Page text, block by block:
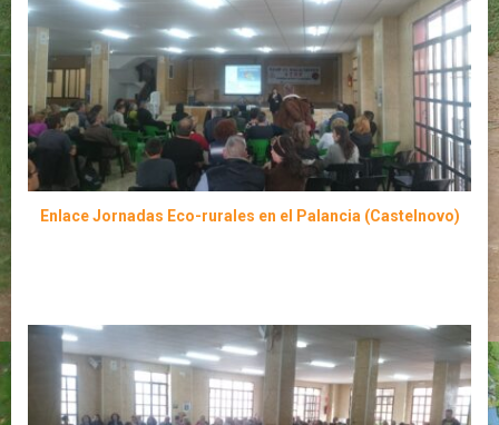
Enlace Jornadas Eco-rurales en el Palancia (Castelnovo)